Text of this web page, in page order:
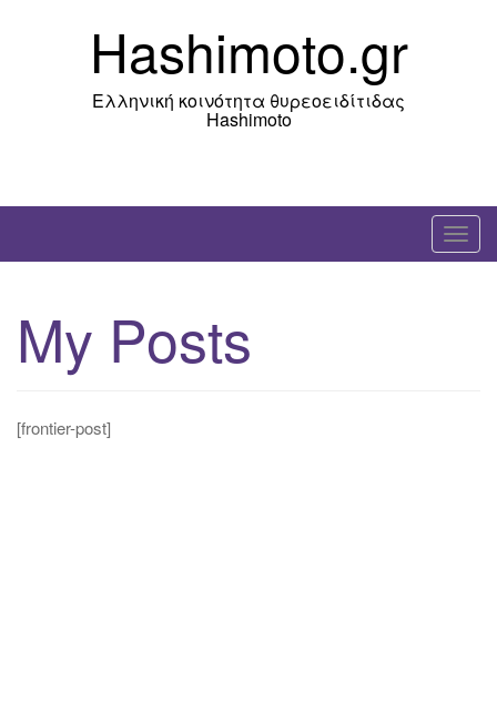
Hashimoto.gr
Ελληνική κοινότητα θυρεοειδίτιδας
Hashimoto
T
o
My Posts
[frontier-post]